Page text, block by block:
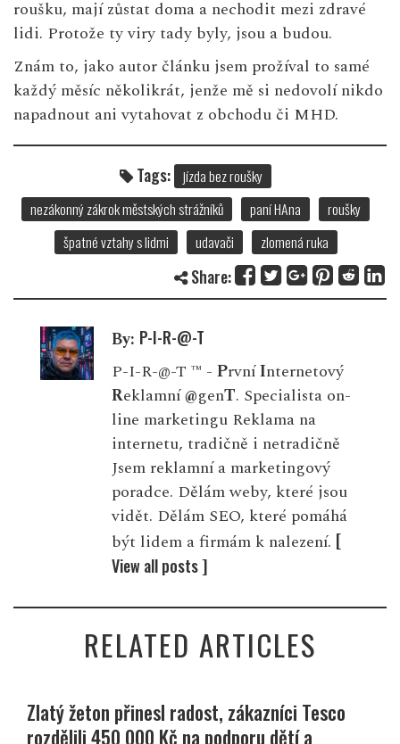
roušku, mají zůstat doma a nechodit mezi zdravé
lidi. Protože ty viry tady byly, jsou a budou.
Znám to, jako autor článku jsem prožíval to samé
každý měsíc několikrát, jenže mě si nedovolí nikdo
napadnout ani vytahovat z obchodu či MHD.
Tags: jízda bez roušky
nezákonný zákrok městských strážníků
paní HAna
roušky
špatné vztahy s lidmi
udavači zlomená ruka
Share:
By: P-I-R-@-T
P-I-R-@-T ™ - PrvníInternetový
Reklamní@genT. Specialista on-
line marketingu Reklama na
internetu, tradičně i netradičně
Jsem reklamní a marketingový
poradce. Dělám weby, které jsou
vidět. Dělám SEO, které pomáhá
být lidem a firmám k nalezení. [
View all posts ]
RELATED ARTICLES
Zlatý žeton přinesl radost, zákazníci Tesco
rozdělili 450 000 Kč na podporu dětí a